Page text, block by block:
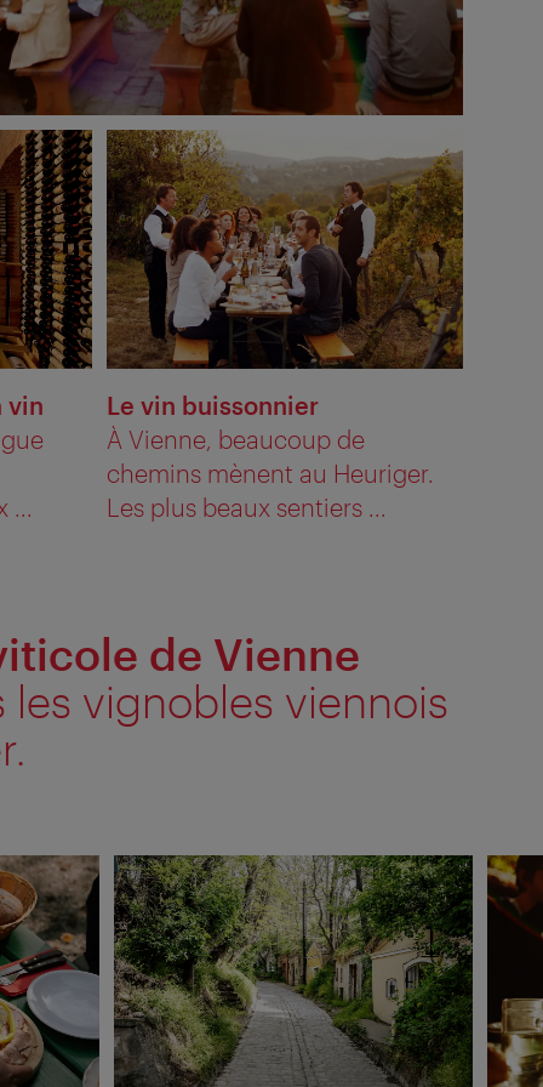
vin
Le vin buissonnier
À Vienne, beaucoup de
chemins mènent au Heuriger.
Les plus beaux sentiers ...
de Vienne
les vignobles viennois